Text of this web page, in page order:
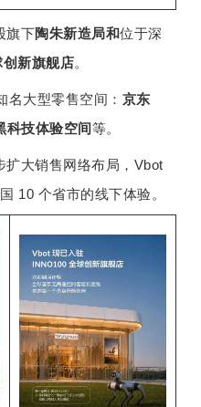
旗下陶朱新造局和位于深
创新旗舰店。
名大型零售空间 ： 京东
科技体验空间等。
扩大销售网络布局，Vbot
10 个省市的线下体验。